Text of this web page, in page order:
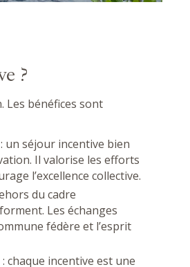
?
Les bénéfices sont
: un séjour incentive bien
Il valorise les efforts
l’excellence collective.
du cadre
Les échanges
fédère et l’esprit
: chaque incentive est une